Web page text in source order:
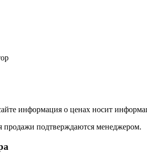
информация о ценах носит
продажи подтверждаются менеджером.